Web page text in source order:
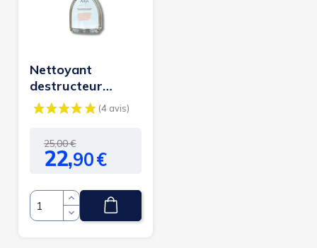
Nettoyant
destructeur
d'odeur urine
Prix
de
base
25,00 €Prix
22,90€
Quantité